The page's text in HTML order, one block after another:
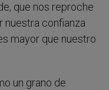
que nos reproche
nuestra confianza
mayor que nuestro
un grano de